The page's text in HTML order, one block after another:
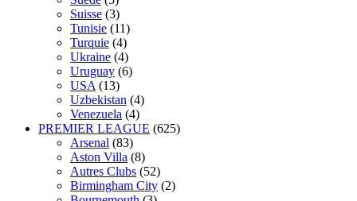
Suisse (3)
Tunisie (11)
Turquie (4)
Ukraine (4)
Uruguay (6)
USA (13)
Uzbekistan (4)
Venezuela (4)
PREMIER LEAGUE (625)
Arsenal (83)
Aston Villa (8)
Autres Clubs (52)
Birmingham City (2)